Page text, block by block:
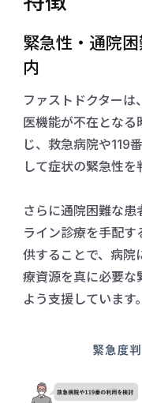
緊急性・通院
内
ファストドクター
医機能が不在とな
じ、救急病院や119
して症状の緊急性を
さらに通院困難な
ライン診療を手配す
供することで、病院
療資源を真に必要な
よう支援しています。